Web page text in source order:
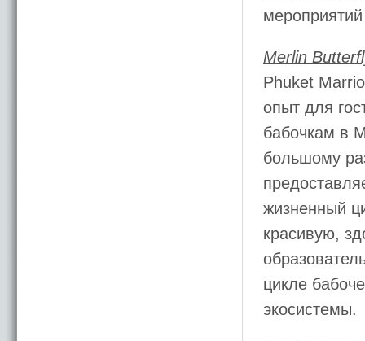
Merlin
Phuket
опыт для
бабочкам в
большому
жизненный
красивую,
цикле
экосистемы.